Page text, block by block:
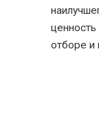
отборе и